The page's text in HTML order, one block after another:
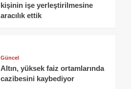
kişinin işe yerleştirilmesine
aracılık ettik
Güncel
Altın, yüksek faiz ortamlarında
cazibesini kaybediyor